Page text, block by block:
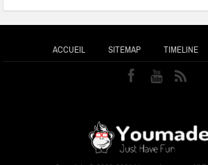
ACCUEIL SITEMAP TIMELINE